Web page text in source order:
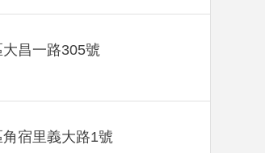
昌一路305號
宿里義大路1號